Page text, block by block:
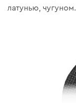
латунью, чугуном.